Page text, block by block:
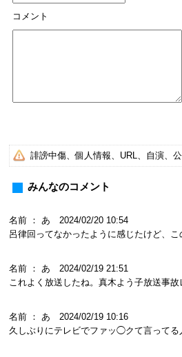
コメント
誹謗中傷、個人情報、URL、自演、
みんなのコメント
名前 ： あ 2024/02/20 10:54
呂律回ってなかったように感じたけど、
名前 ： あ 2024/02/19 21:51
これよく放送したね。真木よう子放送事故
名前 ： あ 2024/02/19 10:16
久しぶりにテレビでファッ◯クて言ってる